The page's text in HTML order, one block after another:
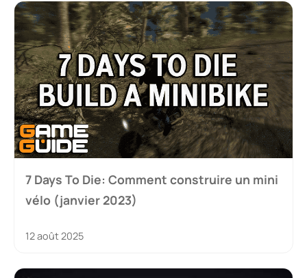
7 Days To Die: Comment construire un mini
vélo (janvier 2023)
12 août 2025